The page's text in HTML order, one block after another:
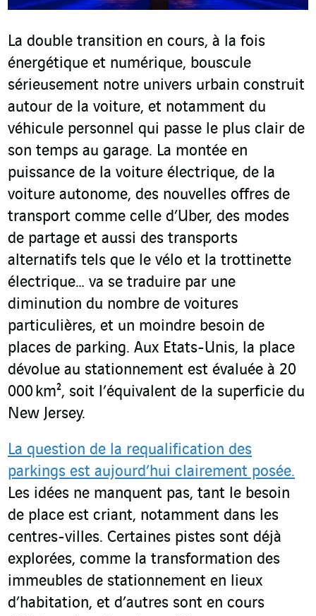
La double transition en cours, à la fois
énergétique et numérique, bouscule
sérieusement notre univers urbain construit
autour de la voiture, et notamment du
véhicule personnel qui passe le plus clair de
son temps au garage. La montée en
puissance de la voiture électrique, de la
voiture autonome, des nouvelles offres de
transport comme celle d’Uber, des modes
de partage et aussi des transports
alternatifs tels que le vélo et la trottinette
électrique… va se traduire par une
diminution du nombre de voitures
particulières, et un moindre besoin de
places de parking. Aux Etats-Unis, la place
dévolue au stationnement est évaluée à 20
000 km², soit l’équivalent de la superficie du
New Jersey.
La question de la requalification des
parkings est aujourd’hui clairement posée.
Les idées ne manquent pas, tant le besoin
de place est criant, notamment dans les
centres-villes. Certaines pistes sont déjà
explorées, comme la transformation des
immeubles de stationnement en lieux
d’habitation, et d’autres sont en cours